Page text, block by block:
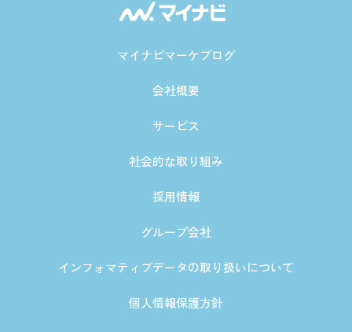
マイナビマーケブログ
会社概要
サービス
社会的な取り組み
採用情報
グループ会社
インフォマティブデータの取り扱いについて
個人情報保護方針